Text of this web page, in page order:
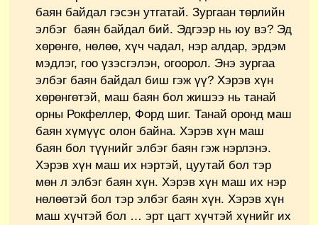
баян байдал гэсэн утгатай. Зургаан төрлийн
элбэг баян байдал бий. Эдгээр нь юу вэ? Эд
хөрөнгө, нөлөө, хүч чадал, нэр алдар, эрдэм
мэдлэг, гоо үзэсгэлэн, огоорол. Энэ зургаа
элбэг баян байдал биш гэж үү? Хэрэв хүн
хөрөнгөтэй, маш баян бол жишээ нь танай
орны Рокфеллер, Форд шиг. Танай оронд маш
баян хүмүүс олон байна. Хэрэв хүн маш
баян бол түүнийг элбэг баян гэж нэрлэнэ.
Хэрэв хүн маш их нэртэй, цуутай бол тэр
мөн л элбэг баян хүн. Хэрэв хүн маш их нэр
нөлөөтэй бол тэр элбэг баян хүн. Хэрэв хүн
маш хүчтэй бол … эрт цагт хүчтэй хүнийг их